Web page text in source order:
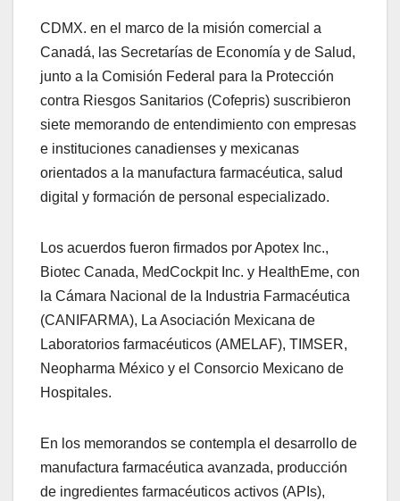
CDMX. en el marco de la misión comercial a
Canadá, las Secretarías de Economía y de Salud,
junto a la Comisión Federal para la Protección
contra Riesgos Sanitarios (Cofepris) suscribieron
siete memorando de entendimiento con empresas
e instituciones canadienses y mexicanas
orientados a la manufactura farmacéutica, salud
digital y formación de personal especializado.
Los acuerdos fueron firmados por Apotex Inc.,
Biotec Canada, MedCockpit Inc. y HealthEme, con
la Cámara Nacional de la Industria Farmacéutica
(CANIFARMA), La Asociación Mexicana de
Laboratorios farmacéuticos (AMELAF), TIMSER,
Neopharma México y el Consorcio Mexicano de
Hospitales.
En los memorandos se contempla el desarrollo de
manufactura farmacéutica avanzada, producción
de ingredientes farmacéuticos activos (APIs),